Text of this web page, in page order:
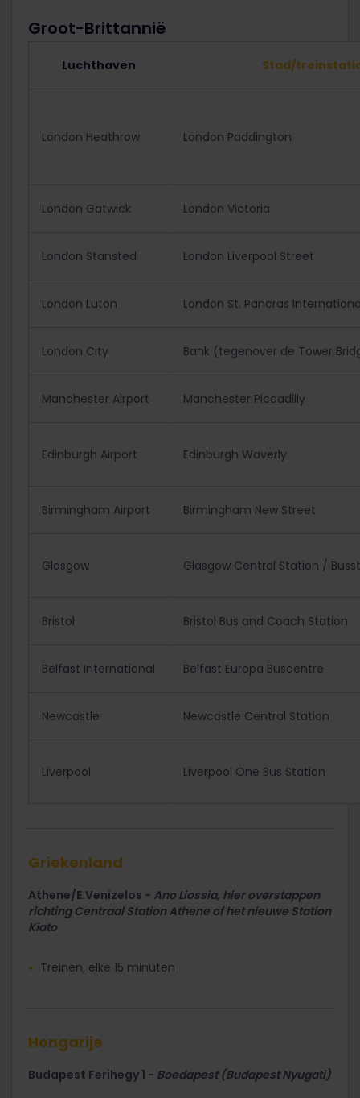
Groot-Brittannië
Luchthaven Stad/
London Heathrow London Paddington
London Gatwick London Victoria
London Stansted London Liverpool Street
London Luton London St. Pancras
London City Bank (tegenover de Tower
Manchester Airport Manchester Piccadilly
Edinburgh Airport Edinburgh Waverly
Birmingham Airport Birmingham New Street
Glasgow Glasgow Central Station /
Bristol Bristol Bus and Coach Station
Belfast International Belfast Europa Buscentre
Newcastle Newcastle Central Station
Liverpool Liverpool One Bus Station
Griekenland
Athene/E.Venizelos - Ano Liossia, hier overstappen
richting Centraal Station Athene of het nieuwe Station
Kiato
Treinen, elke 15 minuten
Hongarije
Budapest Ferihegy 1 - Boedapest (Budapest Nyugati)